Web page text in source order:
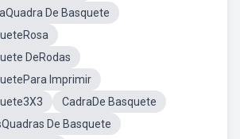
De Basquete
DeRodas
Imprimir
CadraDe Basquete
De Basquete